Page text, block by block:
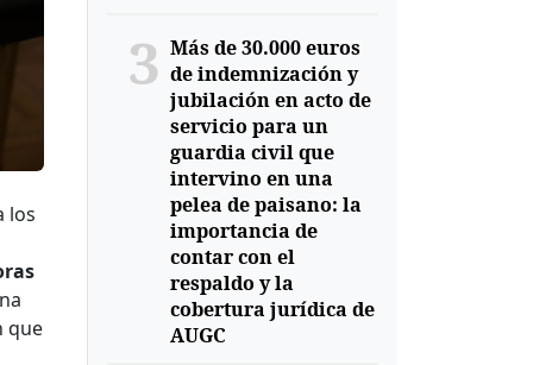
los
que
3 Más de 30.000 euros
de indemnización y
jubilación en acto de
servicio para un
guardia civil que
intervino en una
pelea de paisano: la
importancia de
contar con el
respaldo y la
cobertura jurídica de
AUGC